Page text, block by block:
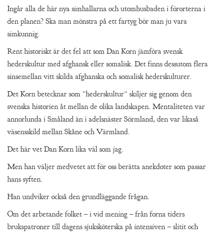
Ingår alla de här nya simhallarna och utomhusbaden i förorterna i
den planen? Ska man mönstra på ett fartyg bör man ju vara
simkunnig.
Rent historiskt är det fel att som Dan Korn jämföra svensk
hederskultur med afghansk eller somalisk. Det finns dessutom flera
sinsemellan vitt skilda afghanska och somalisk hederskulturer.
Det Korn betecknar som ”hederskultur” skiljer sig genom den
svenska historien åt mellan de olika landskapen. Mentaliteten var
annorlunda i Småland än i adelsnäster Sörmland, den var likaså
väsensskild mellan Skåne och Värmland.
Det här vet Dan Korn lika väl som jag.
Men han väljer medvetet att för oss berätta anekdoter som passar
hans syften.
Han undviker också den grundläggande frågan.
Om det arbetande folket – i vid mening – från forna tiders
brukspatroner till dagens sjuksköterska på intensiven – slitit och